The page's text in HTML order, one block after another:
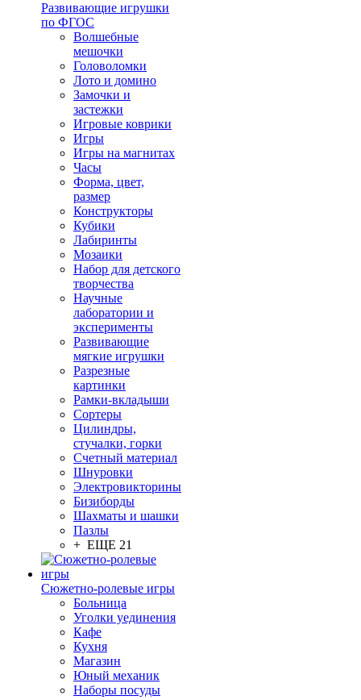
Развивающие игрушки
по ФГОС
Волшебные
мешочки
Головоломки
Лото и домино
Замочки и
застежки
Игровые коврики
Игры
Игры на магнитах
Часы
Форма, цвет,
размер
Конструкторы
Кубики
Лабиринты
Мозаики
Набор для детского
творчества
Научные
лаборатории и
эксперименты
Развивающие
мягкие игрушки
Разрезные
картинки
Рамки-вкладыши
Сортеры
Цилиндры,
стучалки, горки
Счетный материал
Шнуровки
Электровикторины
Бизиборды
Шахматы и шашки
Пазлы
+ ЕЩЕ 21
Сюжетно-ролевые игры
Больница
Уголки уединения
Кафе
Кухня
Магазин
Юный механик
Наборы посуды